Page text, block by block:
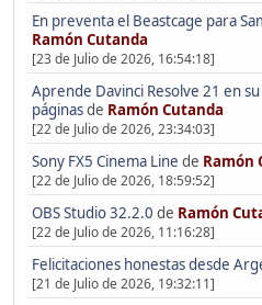
En preventa el Beastcage para
Ramón Cutanda
[23 de Julio de 2026, 16:54:18]
Aprende Davinci Resolve 21 en
páginasde Ramón Cutanda
[22 de Julio de 2026, 23:34:03]
Sony FX5 Cinema Line de Ramón
[22 de Julio de 2026, 18:59:52]
OBS Studio 32.2.0 de Ramón
[22 de Julio de 2026, 11:16:28]
Felicitaciones honestas desde
[21 de Julio de 2026, 19:32:11]